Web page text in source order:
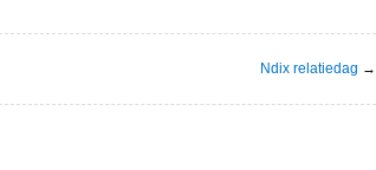
Ndix relatiedag →